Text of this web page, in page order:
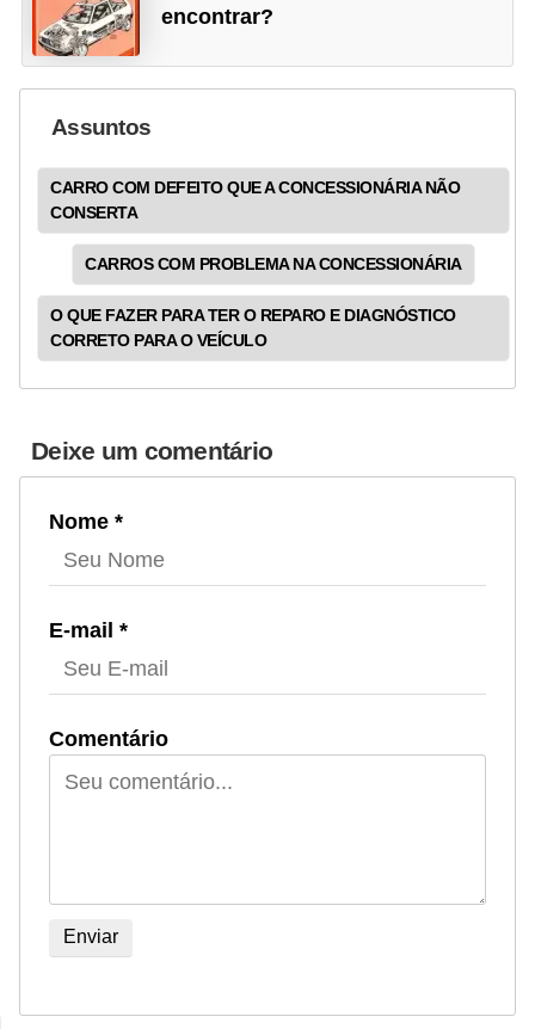
encontrar?
Assuntos
CARRO COM DEFEITO QUE A CONCESSIONÁRIA NÃO
CONSERTA
CARROS COM PROBLEMA NA CONCESSIONÁRIA
O QUE FAZER PARA TER O REPARO E DIAGNÓSTICO
CORRETO PARA O VEÍCULO
Deixe um comentário
Nome *
E-mail *
Comentário